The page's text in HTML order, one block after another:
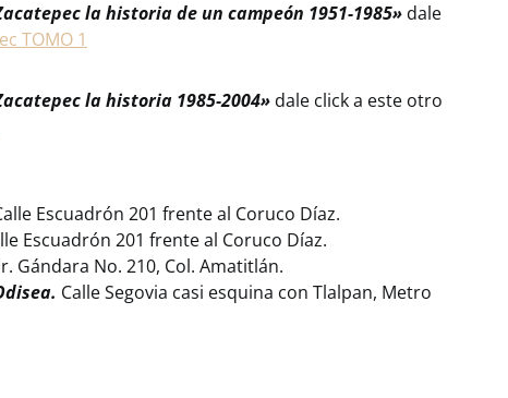
la historia de un campeón 1951-1985» dale
TOMO 1
la historia 1985-2004» dale click a este otro
Escuadrón 201 frente al Coruco Díaz.
Escuadrón 201 frente al Coruco Díaz.
Gándara No. 210, Col. Amatitlán.
Calle Segovia casi esquina con Tlalpan, Metro